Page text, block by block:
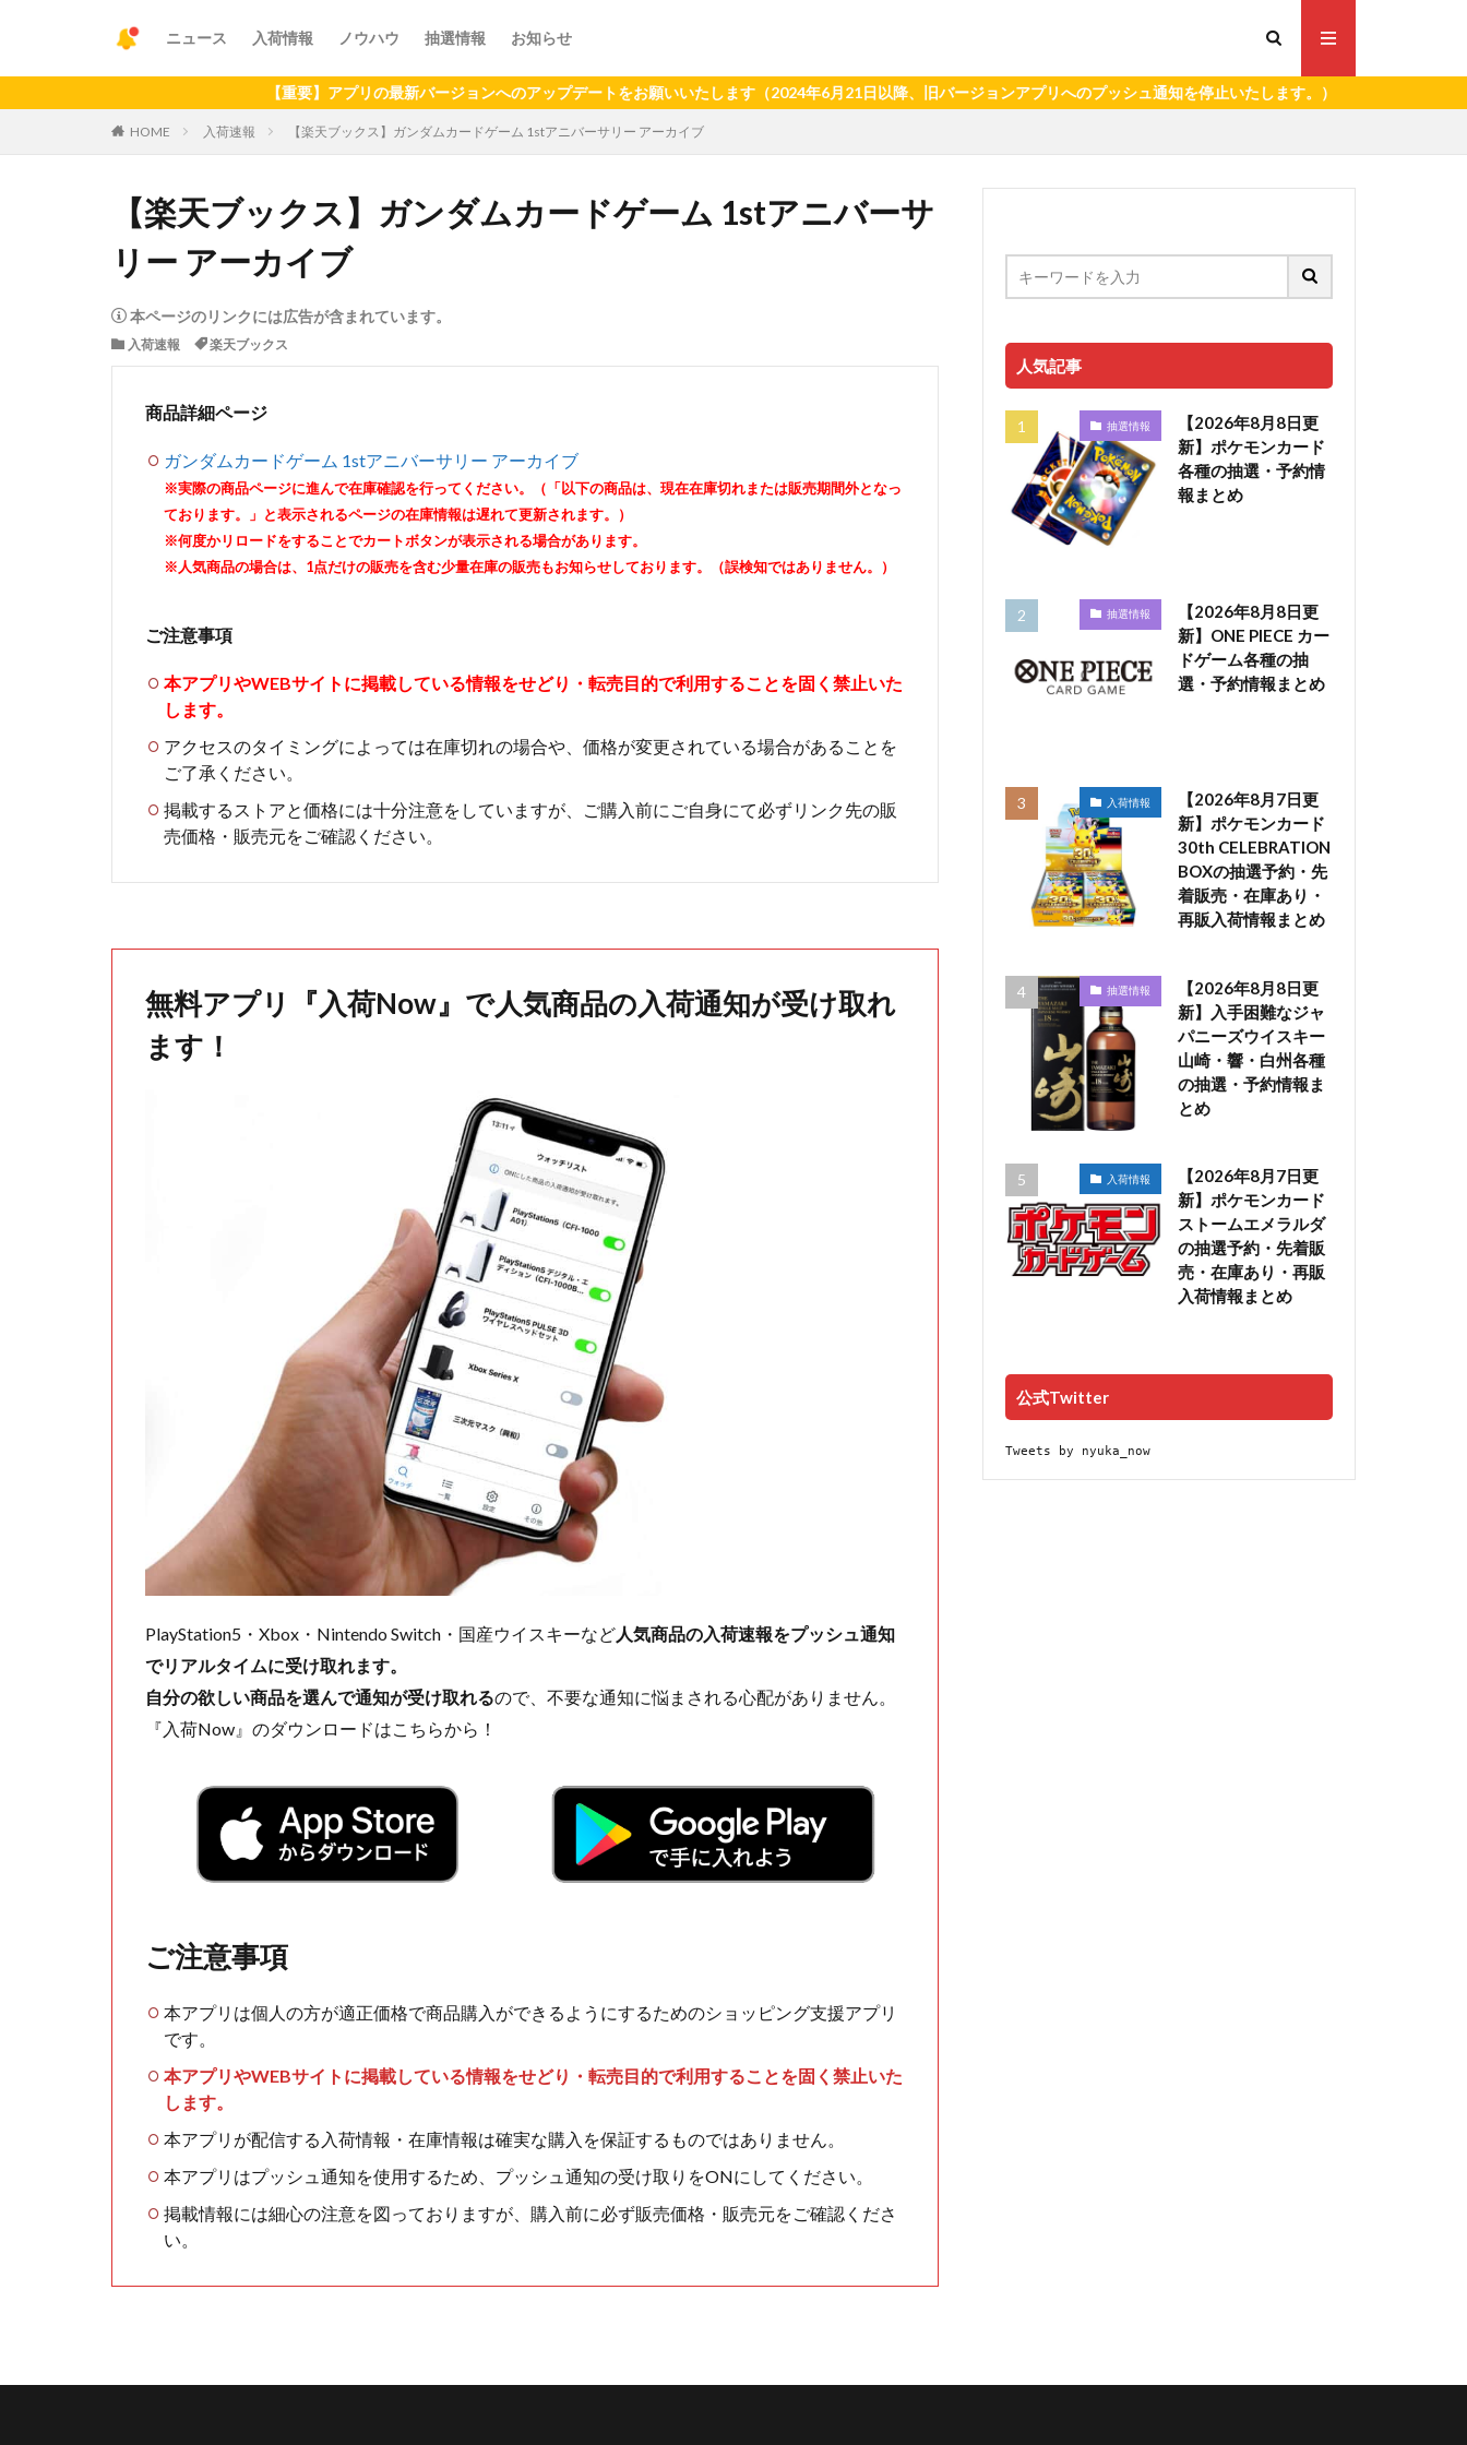
ニュース 入荷情報 ノウハウ 抽選情報 お知らせ
【重要】アプリの最新バージョンへのアップデートをお願いいたします（2024年6月21日以降、旧バージョンアプリへのプッシュ通知を停止いたします。）
HOME 入荷速報 【楽天ブックス】ガンダムカードゲーム 1stアニバーサリー アーカイブ
【楽天ブックス】ガンダムカードゲーム 1stアニバーサ
リー アーカイブ
本ページのリンクには広告が含まれています。
入荷速報 楽天ブックス
商品詳細ページ
ガンダムカードゲーム 1stアニバーサリー アーカイブ
※実際の商品ページに進んで在庫確認を行ってください。（「以下の商品は、現在在庫切れまたは販売期間外となっ
ております。」と表示されるページの在庫情報は遅れて更新されます。）
※何度かリロードをすることでカートボタンが表示される場合があります。
※人気商品の場合は、1点だけの販売を含む少量在庫の販売もお知らせしております。（誤検知ではありません。）
ご注意事項
本アプリやWEBサイトに掲載している情報をせどり・転売目的で利用することを固く禁止いた
します。
アクセスのタイミングによっては在庫切れの場合や、価格が変更されている場合があることを
ご了承ください。
掲載するストアと価格には十分注意をしていますが、ご購入前にご自身にて必ずリンク先の販
売価格・販売元をご確認ください。
無料アプリ『入荷Now』で人気商品の入荷通知が受け取れ
ます！
PlayStation5・Xbox・Nintendo Switch・国産ウイスキーなど人気商品の入荷速報をプッシュ通知
でリアルタイムに受け取れます。
自分の欲しい商品を選んで通知が受け取れるので、不要な通知に悩まされる心配がありません。
『入荷Now』のダウンロードはこちらから！
ご注意事項
本アプリは個人の方が適正価格で商品購入ができるようにするためのショッピング支援アプリ
です。
本アプリやWEBサイトに掲載している情報をせどり・転売目的で利用することを固く禁止いた
します。
本アプリが配信する入荷情報・在庫情報は確実な購入を保証するものではありません。
本アプリはプッシュ通知を使用するため、プッシュ通知の受け取りをONにしてください。
掲載情報には細心の注意を図っておりますが、購入前に必ず販売価格・販売元をご確認くださ
い。
人気記事
抽選情報
【2026年8月8日更
新】ポケモンカード
各種の抽選・予約情
報まとめ
抽選情報
【2026年8月8日更
新】ONE PIECE カー
ドゲーム各種の抽
選・予約情報まとめ
入荷情報
【2026年8月7日更
新】ポケモンカード
30th CELEBRATION
BOXの抽選予約・先
着販売・在庫あり・
再販入荷情報まとめ
抽選情報
【2026年8月8日更
新】入手困難なジャ
パニーズウイスキー
山崎・響・白州各種
の抽選・予約情報ま
とめ
入荷情報
【2026年8月7日更
新】ポケモンカード
ストームエメラルダ
の抽選予約・先着販
売・在庫あり・再販
入荷情報まとめ
公式Twitter
Tweets by nyuka_now